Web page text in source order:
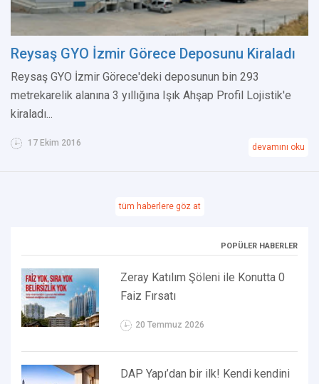
Reysaş GYO İzmir Görece Deposunu Kiraladı
Reysaş GYO İzmir Görece'deki deposunun bin 293
metrekarelik alanına 3 yıllığına Işık Ahşap Profil Lojistik'e
kiraladı...
17 Ekim 2016 devamını oku
tüm haberlere göz at
POPÜLER HABERLER
Zeray Katılım Şöleni ile Konutta 0
Faiz Fırsatı
20 Temmuz 2026
DAP Yapı’dan bir ilk! Kendi kendini